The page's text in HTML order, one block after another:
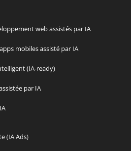
web assistés par IA
mobiles assisté par IA
(IA-ready)
par IA
(IA Ads)